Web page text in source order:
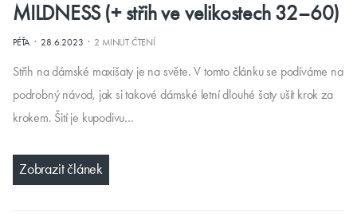
MILDNESS (+ střih ve velikostech 32–60)
PÉŤA· 28.6.2023 · 2 MINUT ČTENÍ
Střih na dámské maxišaty je na světe. V tomto článku se podíváme na
podrobný návod, jak si takové dámské letní dlouhé šaty ušít krok za
krokem. Šití je kupodivu…
Zobrazit článek